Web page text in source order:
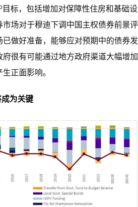
标，包括增加对保障性住房和基础设
场对于穆迪下调中国主权债券前景评
做好准备，能够应对预期中的债券发
很有可能通过地方政府渠道大幅增加
正面影响。
为关键